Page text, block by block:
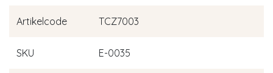
Artikelcode TCZ7003
SKU E-0035